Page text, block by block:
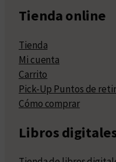
Tienda online
Tienda
Mi cuenta
Carrito
Pick-Up Puntos de
Cómo comprar
Libros